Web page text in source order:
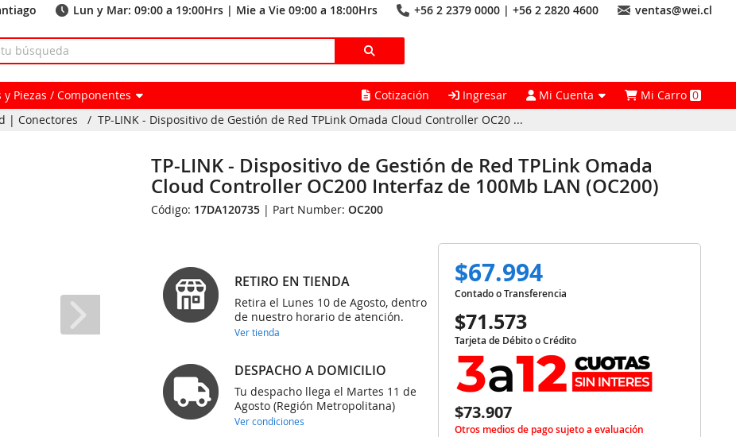
Lun y Mar: 09:00 a 19:00Hrs | Mie a Vie 09:00 a 18:00Hrs +56 2 2379 0000 | +56 2 2820 4600 ventas@wei.cl
y Piezas / Componentes Cotización Ingresar Mi Cuenta Mi Carro0
| Conectores / TP-LINK - Dispositivo de Gestión de Red TPLink Omada Cloud Controller OC20 ...
TP-LINK - Dispositivo de Gestión de Red TPLink Omada
Cloud Controller OC200 Interfaz de 100Mb LAN (OC200)
Código: 17DA120735 | Part Number:OC200
RETIRO EN TIENDA
Retira el Lunes 10 de Agosto, dentro
de nuestro horario de atención.
Ver tienda
DESPACHO A DOMICILIO
Tu despacho llega el Martes 11 de
Agosto (Región Metropolitana)
Ver condiciones
$67.994
Contado o Transferencia
$71.573
Tarjeta de Débito o Crédito
$73.907
Otros medios de pago sujeto a evaluación